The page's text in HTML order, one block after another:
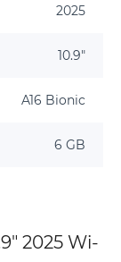
2025
10.9"
A16 Bionic
6 GB
2025 Wi-